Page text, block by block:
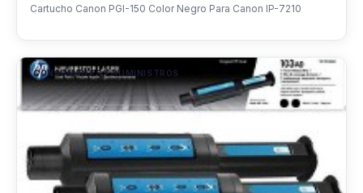
Cartucho Canon PGI-150 Color Negro Para Canon IP-7210
CONSUMIBLES Y SUMINISTROS